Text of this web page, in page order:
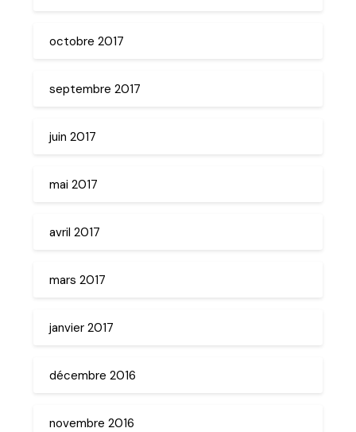
octobre 2017
septembre 2017
juin 2017
mai 2017
avril 2017
mars 2017
janvier 2017
décembre 2016
novembre 2016